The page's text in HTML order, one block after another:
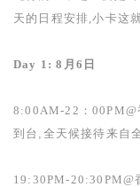
天的日程安排,小卡这
Day 1: 8 月 6 日
8:00AM-22：00PM@
到台,全天候接待来自
19:30PM-20:30PM@